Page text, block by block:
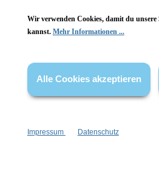
Vertrag
wenn nicht anders
Wir verwenden Cookies, damit du unsere
kannst. Mehr Informationen ...
Alle Cookies akzeptieren
Impressum Datenschutz